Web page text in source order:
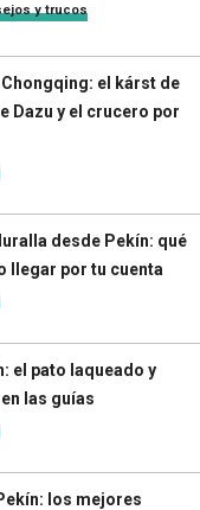
y trucos
el kárst de
Dazu y el crucero por
desde Pekín: qué
llegar por tu cuenta
el pato laqueado y
las guías
los mejores